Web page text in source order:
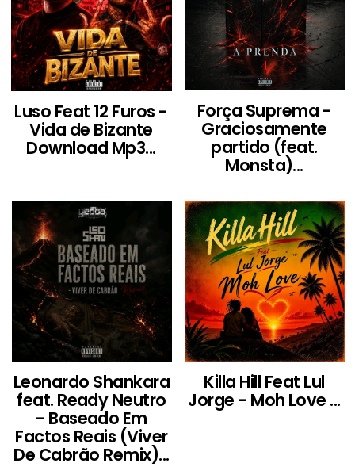
Luso Feat 12 Furos -
Vida de Bizante
Download Mp3...
Força Suprema -
Graciosamente
partido (feat.
Monsta)...
Leonardo Shankara
feat. Ready Neutro
- Baseado Em
Factos Reais (Viver
De Cabrão Remix)...
Killa Hill Feat Lul
Jorge - Moh Love ...